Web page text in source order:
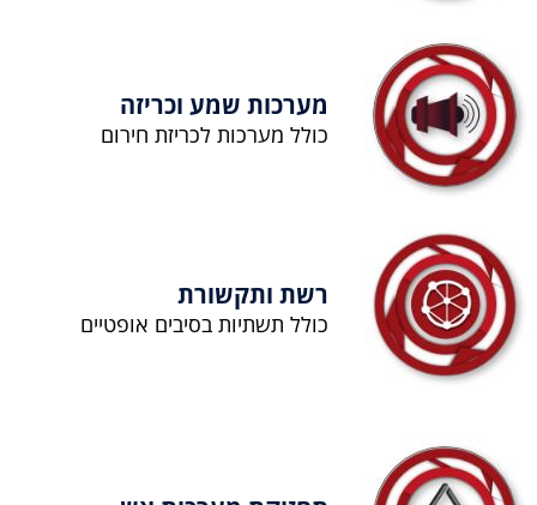
מערכות שמע וכריזה
כולל מערכות לכריזת חירום
רשת ותקשורת
כולל תשתיות בסיבים אופטיים